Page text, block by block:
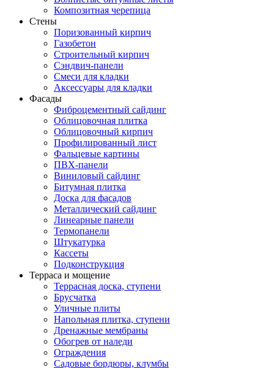
Композитная черепица
Стены
Поризованный кирпич
Газобетон
Строительный кирпич
Сэндвич-панели
Смеси для кладки
Аксессуары для кладки
Фасады
Фиброцементный сайдинг
Облицовочная плитка
Облицовочный кирпич
Профилированный лист
Фальцевые картины
ПВХ-панели
Виниловый сайдинг
Битумная плитка
Доска для фасадов
Металлический сайдинг
Линеарные панели
Термопанели
Штукатурка
Кассеты
Подконструкция
Терраса и мощение
Террасная доска, ступени
Брусчатка
Уличные плиты
Напольная плитка, ступени
Дренажные мембраны
Обогрев от наледи
Ограждения
Садовые бордюры, клумбы